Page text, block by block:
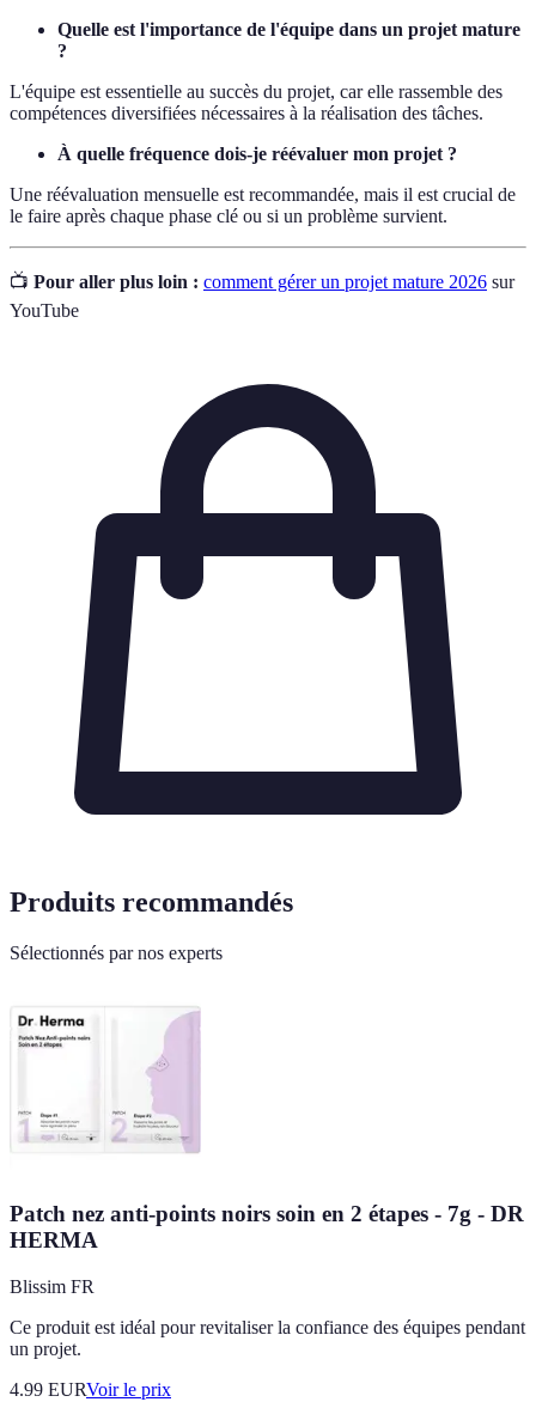
Quelle est l'importance de l'équipe dans un projet mature
?
L'équipe est essentielle au succès du projet, car elle rassemble des
compétences diversifiées nécessaires à la réalisation des tâches.
À quelle fréquence dois-je réévaluer mon projet ?
Une réévaluation mensuelle est recommandée, mais il est crucial de
le faire après chaque phase clé ou si un problème survient.
📺 Pour aller plus loin : comment gérer un projet mature 2026 sur
YouTube
Produits recommandés
Sélectionnés par nos experts
Patch nez anti-points noirs soin en 2 étapes - 7g - DR
HERMA
Blissim FR
Ce produit est idéal pour revitaliser la confiance des équipes pendant
un projet.
4.99 EURVoir le prix